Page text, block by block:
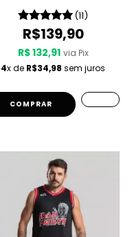
(11)
R$139,90
R$ 132,91 via Pix
4x de R$34,98 sem juros
COMPRAR